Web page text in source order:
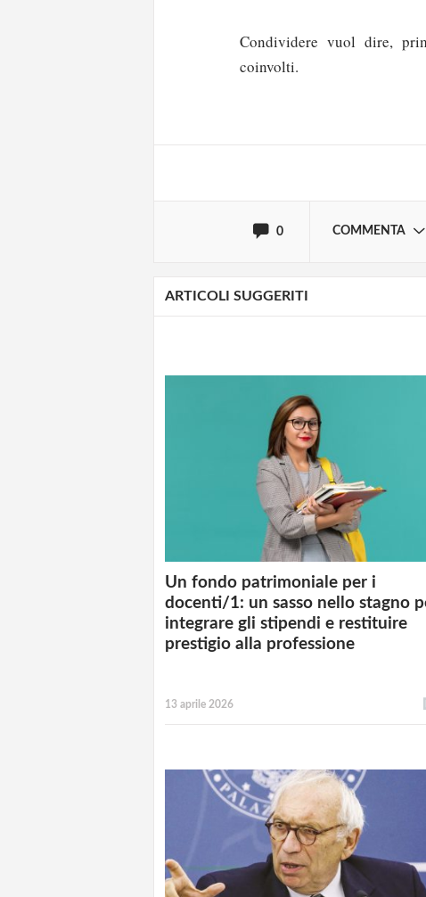
Condividere vuol dire,
coinvolti.
0 COMMENTA
Solo gli utenti
ARTICOLI SUGGERITI
Un fondo patrimoniale per i
docenti/1: un sasso nello stagno
integrare gli stipendi e restituire
prestigio alla professione
13 aprile 2026